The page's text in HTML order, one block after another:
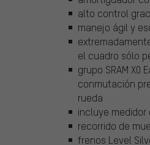
alto control
manejo ágil y
el cuadro sólo
grupo SRAM
conmutación
rueda
incluye
recorrido de
frenos Level